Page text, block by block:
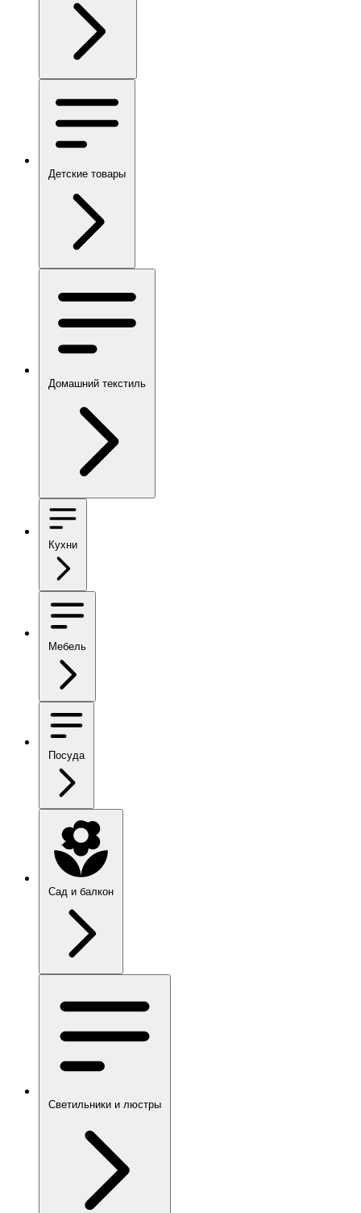
Детские товары
Домашний текстиль
Кухни
Мебель
Посуда
Сад и балкон
Светильники и люстры